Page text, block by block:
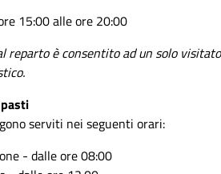
15:00 alle ore 20:00
al reparto è consentito ad un solo
serviti nei seguenti orari:
- dalle ore 08:00